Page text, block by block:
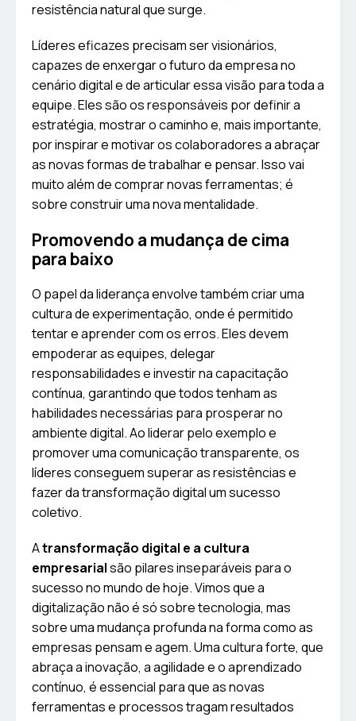
resistência natural que surge.
Líderes eficazes precisam ser visionários,
capazes de enxergar o futuro da empresa no
cenário digital e de articular essa visão para toda a
equipe. Eles são os responsáveis por definir a
estratégia, mostrar o caminho e, mais importante,
por inspirar e motivar os colaboradores a abraçar
as novas formas de trabalhar e pensar. Isso vai
muito além de comprar novas ferramentas; é
sobre construir uma nova mentalidade.
Promovendo a mudança de cima
para baixo
O papel da liderança envolve também criar uma
cultura de experimentação, onde é permitido
tentar e aprender com os erros. Eles devem
empoderar as equipes, delegar
responsabilidades e investir na capacitação
contínua, garantindo que todos tenham as
habilidades necessárias para prosperar no
ambiente digital. Ao liderar pelo exemplo e
promover uma comunicação transparente, os
líderes conseguem superar as resistências e
fazer da transformação digital um sucesso
coletivo.
Atransformação digital e a cultura
empresarialsão pilares inseparáveis para o
sucesso no mundo de hoje. Vimos que a
digitalização não é só sobre tecnologia, mas
sobre uma mudança profunda na forma como as
empresas pensam e agem. Uma cultura forte, que
abraça a inovação, a agilidade e o aprendizado
contínuo, é essencial para que as novas
ferramentas e processos tragam resultados